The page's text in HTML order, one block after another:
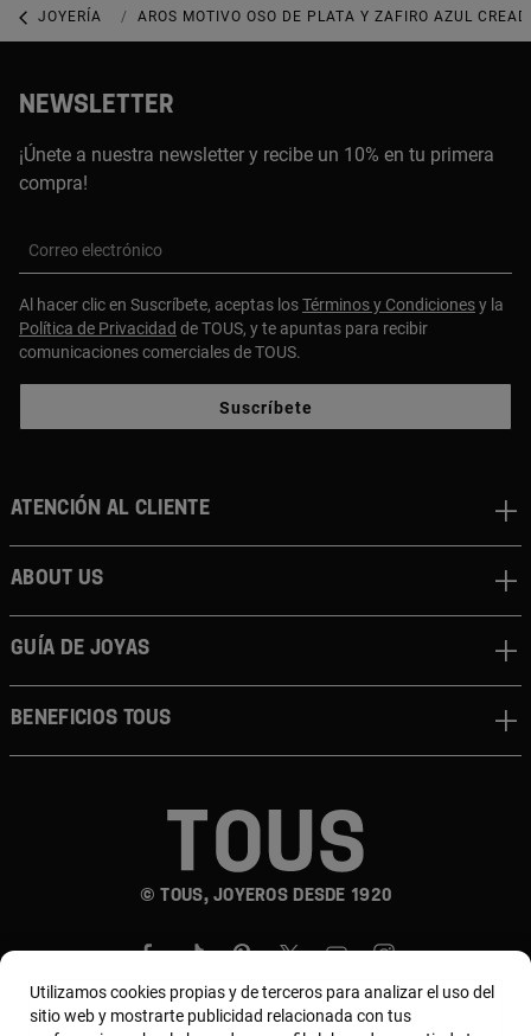
JOYERÍA JOYAS CON GEMAS
AROS MOTIVO OSO DE PLATA Y ZAFIRO AZUL
NEWSLETTER
¡Únete a nuestra newsletter y recibe un 10% en tu primera
compra!
Correo electrónico
Al hacer clic en Suscríbete, aceptas losTérminos y Condicionesy la
Política de Privacidad de TOUS, y te apuntas para recibir
comunicaciones comerciales de TOUS.
Suscríbete
© TOUS, JOYEROS DESDE 1920
Atención al cliente
About us
Guía de joyas
Beneficios TOUS
Utilizamos cookies propias y de terceros para analizar el uso del
sitio web y mostrarte publicidad relacionada con tus